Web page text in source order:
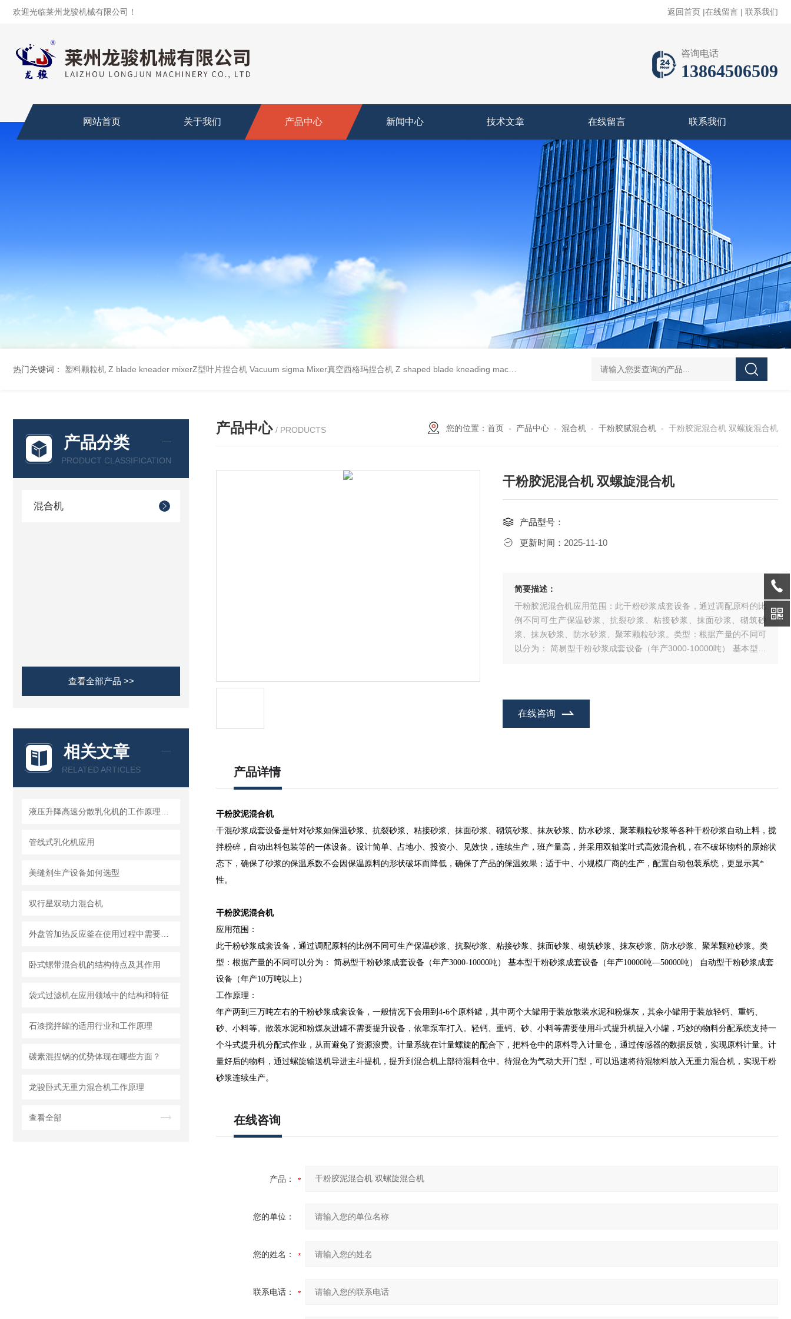
欢迎光临莱州龙骏机械有限公司！ 返回首页 |在线留言 | 联系我们
咨询电话
13864506509
网站首页 关于我们 产品中心 新闻中心 技术文章 在线留言 联系我们
热门关键词： 塑料颗粒机 Z blade kneader mixerZ型叶片捏合机 Vacuum sigma Mixer真空西格玛捏合机 Z shaped blade kneading machineZ型捏合机 Z shaped blade sigma mixerZ型捏合机 Vacuum Kneader真
产品分类
PRODUCT CLASSIFICATION
混合机
查看全部产品 >>
相关文章
RELATED ARTICLES
管线式乳化机应用
美缝剂生产设备如何选型
双行星双动力混合机
卧式螺带混合机的结构特点及其作用
袋式过滤机在应用领域中的结构和特征
石漆搅拌罐的适用行业和工作原理
碳素混捏锅的优势体现在哪些方面？
龙骏卧式无重力混合机工作原理
查看全部
产品中心 / PRODUCTS 您的位置： 首页 - 产品中心 - 混合机 - 干粉胶腻混合机 - 干粉胶泥混合机 双螺旋混合机
干粉胶泥混合机 双螺旋混合机
产品型号：
更新时间： 2025-11-10
简要描述：
干粉胶泥混合机应用范围：此干粉砂浆成套设备，通过调配原料的比
例不同可生产保温砂浆、抗裂砂浆、粘接砂浆、抹面砂浆、砌筑砂
浆、抹灰砂浆、防水砂浆、聚苯颗粒砂浆。类型：根据产量的不同可
以分为： 简易型干粉砂浆成套设备（年产3000-10000吨） 基本型干
在线咨询
产品详情
干粉胶泥混合机
干混砂浆成套设备是针对砂浆如保温砂浆、抗裂砂浆、粘接砂浆、抹面砂浆、砌筑砂浆、抹灰砂浆、防水砂浆、聚苯颗粒砂浆等各种干粉砂浆自动上料，搅
拌粉碎，自动出料包装等的一体设备。设计简单、占地小、投资小、见效快，连续生产，班产量高，并采用双轴桨叶式高效混合机，在不破坏物料的原始状
态下，确保了砂浆的保温系数不会因保温原料的形状破坏而降低，确保了产品的保温效果；适于中、小规模厂商的生产，配置自动包装系统，更显示其*
性。
干粉胶泥混合机
应用范围：
此干粉砂浆成套设备，通过调配原料的比例不同可生产保温砂浆、抗裂砂浆、粘接砂浆、抹面砂浆、砌筑砂浆、抹灰砂浆、防水砂浆、聚苯颗粒砂浆。类
型：根据产量的不同可以分为： 简易型干粉砂浆成套设备（年产3000-10000吨） 基本型干粉砂浆成套设备（年产10000吨—50000吨） 自动型干粉砂浆成套
设备（年产10万吨以上）
工作原理：
年产两到三万吨左右的干粉砂浆成套设备，一般情况下会用到4-6个原料罐，其中两个大罐用于装放散装水泥和粉煤灰，其余小罐用于装放轻钙、重钙、
砂、小料等。散装水泥和粉煤灰进罐不需要提升设备，依靠泵车打入。轻钙、重钙、砂、小料等需要使用斗式提升机提入小罐，巧妙的物料分配系统支持一
个斗式提升机分配式作业，从而避免了资源浪费。计量系统在计量螺旋的配合下，把料仓中的原料导入计量仓，通过传感器的数据反馈，实现原料计量。计
量好后的物料，通过螺旋输送机导进主斗提机，提升到混合机上部待混料仓中。待混仓为气动大开门型，可以迅速将待混物料放入无重力混合机，实现干粉
砂浆连续生产。
在线咨询
产品：
您的单位：
您的姓名：
联系电话：